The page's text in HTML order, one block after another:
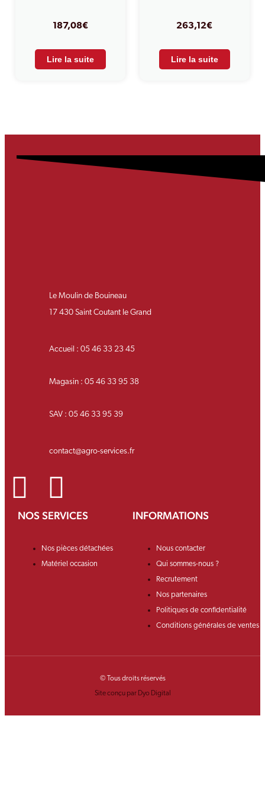
187,08€
Lire la suite
263,12€
Lire la suite
Le Moulin de Bouineau
17 430 Saint Coutant le Grand
Accueil : 05 46 33 23 45
Magasin : 05 46 33 95 38
SAV : 05 46 33 95 39
contact@agro-services.fr
NOS SERVICES
Nos pièces détachées
Matériel occasion
INFORMATIONS
Nous contacter
Qui sommes-nous ?
Recrutement
Nos partenaires
Politiques de confidentialité
Conditions générales de ventes
© Tous droits réservés
Site conçu par Dyo Digital